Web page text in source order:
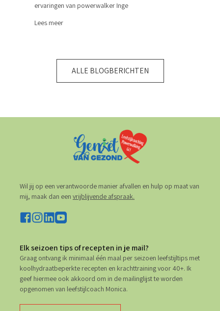
ervaringen van powerwalker Inge
Lees meer
ALLE BLOGBERICHTEN
Wil jij op een verantwoorde manier afvallen en hulp op maat van
mij, maak dan een vrijblijvende afspraak.
Elk seizoen tips of recepten in je mail?
Graag ontvang ik minimaal één maal per seizoen leefstijltips met
koolhydraatbeperkte recepten en krachttraining voor 40+. Ik
geef hiermee ook akkoord om in de mailinglijst te worden
opgenomen van leefstijlcoach Monica.